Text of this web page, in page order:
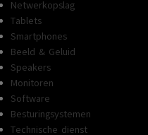
Netwerkopslag
Tablets
Smartphones
Beeld & Geluid
Speakers
Monitoren
Software
Besturingsystemen
Technische dienst